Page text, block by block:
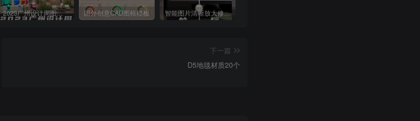
2023广州设计周图集更新至8000多张高清图+联系方式 国外创意CAD图框模板 智能图片清晰放大修复上色工具
下一篇
D5地毯材质20个